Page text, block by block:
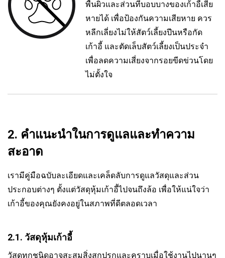
พื้นผิวและส่วนที่บอบบางของเก้าอี้เสีย
หายได้ เพื่อป้องกันความเสียหาย ควร
หลีกเลี่ยงไม่ให้สัตว์เลี้ยงปีนหรือกัด
เก้าอี้ และตัดเล็บสัตว์เลี้ยงเป็นประจำ
เพื่อลดความเสี่ยงจากรอยขีดข่วนโดย
ไม่ตั้งใจ
2. คำแนะนำในการดูแลและทำความ
สะอาด
เรามีคู่มือฉบับละเอียดและเคล็ดลับการดูแลวัสดุและส่วน
ประกอบต่างๆ ตั้งแต่วัสดุหุ้มเก้าอี้ไปจนถึงล้อ เพื่อให้แน่ใจว่า
เก้าอี้ของคุณยังคงอยู่ในสภาพที่ดีตลอดเวลา
2.1. วัสดุหุ้มเก้าอี้
วัสดุทุกชนิดอาจสะสมสิ่งสกปรกและคราบเมื่อใช้งานไปนานๆ